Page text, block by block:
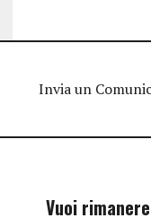
Invia un
Vuoi